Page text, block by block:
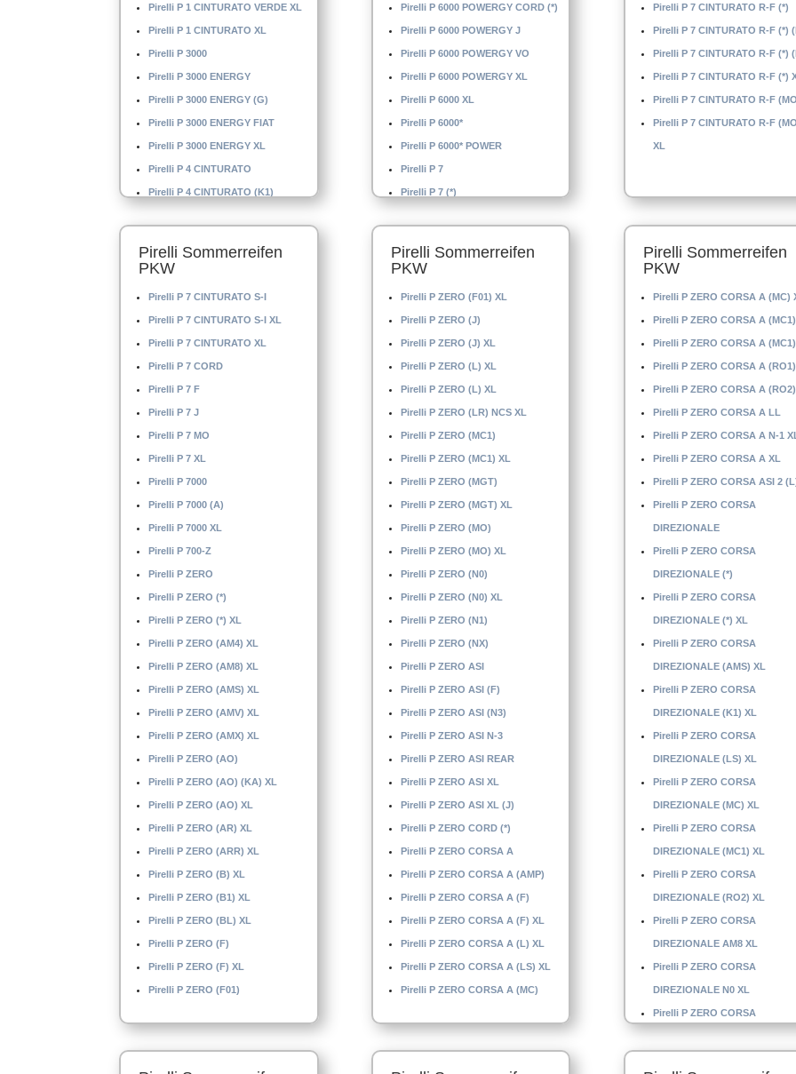
Pirelli P 1 CINTURATO VERDE XL
Pirelli P 1 CINTURATO XL
Pirelli P 3000
Pirelli P 3000 ENERGY
Pirelli P 3000 ENERGY (G)
Pirelli P 3000 ENERGY FIAT
Pirelli P 3000 ENERGY XL
Pirelli P 4 CINTURATO
Pirelli P 4 CINTURATO (K1)
Pirelli P 4000 E
Pirelli Sommerreifen
PKW
Pirelli P 7 CINTURATO S-I
Pirelli P 7 CINTURATO S-I XL
Pirelli P 7 CINTURATO XL
Pirelli P 7 CORD
Pirelli P 7 F
Pirelli P 7 J
Pirelli P 7 MO
Pirelli P 7 XL
Pirelli P 7000
Pirelli P 7000 (A)
Pirelli P 7000 XL
Pirelli P 700-Z
Pirelli P ZERO
Pirelli P ZERO (*)
Pirelli P ZERO (*) XL
Pirelli P ZERO (AM4) XL
Pirelli P ZERO (AM8) XL
Pirelli P ZERO (AMS) XL
Pirelli P ZERO (AMV) XL
Pirelli P ZERO (AMX) XL
Pirelli P ZERO (AO)
Pirelli P ZERO (AO) (KA) XL
Pirelli P ZERO (AO) XL
Pirelli P ZERO (AR) XL
Pirelli P ZERO (ARR) XL
Pirelli P ZERO (B) XL
Pirelli P ZERO (B1) XL
Pirelli P ZERO (BL) XL
Pirelli P ZERO (F)
Pirelli P ZERO (F) XL
Pirelli P ZERO (F01)
Pirelli P 6000 POWERGY CORD (*)
Pirelli P 6000 POWERGY J
Pirelli P 6000 POWERGY VO
Pirelli P 6000 POWERGY XL
Pirelli P 6000 XL
Pirelli P 6000*
Pirelli P 6000* POWER
Pirelli P 7
Pirelli P 7 (*)
Pirelli Sommerreifen
PKW
Pirelli P ZERO (F01) XL
Pirelli P ZERO (J)
Pirelli P ZERO (J) XL
Pirelli P ZERO (L) XL
Pirelli P ZERO (L) XL
Pirelli P ZERO (LR) NCS XL
Pirelli P ZERO (MC1)
Pirelli P ZERO (MC1) XL
Pirelli P ZERO (MGT)
Pirelli P ZERO (MGT) XL
Pirelli P ZERO (MO)
Pirelli P ZERO (MO) XL
Pirelli P ZERO (N0)
Pirelli P ZERO (N0) XL
Pirelli P ZERO (N1)
Pirelli P ZERO (NX)
Pirelli P ZERO ASI
Pirelli P ZERO ASI (F)
Pirelli P ZERO ASI (N3)
Pirelli P ZERO ASI N-3
Pirelli P ZERO ASI REAR
Pirelli P ZERO ASI XL
Pirelli P ZERO ASI XL (J)
Pirelli P ZERO CORD (*)
Pirelli P ZERO CORSA A
Pirelli P ZERO CORSA A (AMP)
Pirelli P ZERO CORSA A (F)
Pirelli P ZERO CORSA A (F) XL
Pirelli P ZERO CORSA A (L) XL
Pirelli P ZERO CORSA A (LS) XL
Pirelli P ZERO CORSA A (MC)
Pirelli P 7 CINTURATO R-F (*)
Pirelli P 7 CINTURATO R-F (*)
Pirelli P 7 CINTURATO R-F (*)
Pirelli P 7 CINTURATO R-F (*)
Pirelli P 7 CINTURATO R-F
Pirelli P 7 CINTURATO R-F
XL
Pirelli Sommerreifen
PKW
Pirelli P ZERO CORSA A (MC)
Pirelli P ZERO CORSA A (MC1)
Pirelli P ZERO CORSA A
Pirelli P ZERO CORSA A
Pirelli P ZERO CORSA A
Pirelli P ZERO CORSA A LL
Pirelli P ZERO CORSA A N-1
Pirelli P ZERO CORSA A XL
Pirelli P ZERO CORSA ASI 2
Pirelli P ZERO CORSA
DIREZIONALE
Pirelli P ZERO CORSA
DIREZIONALE (*)
Pirelli P ZERO CORSA
DIREZIONALE (*) XL
Pirelli P ZERO CORSA
DIREZIONALE (AMS) XL
Pirelli P ZERO CORSA
DIREZIONALE (K1) XL
Pirelli P ZERO CORSA
DIREZIONALE (LS) XL
Pirelli P ZERO CORSA
DIREZIONALE (MC) XL
Pirelli P ZERO CORSA
DIREZIONALE (MC1) XL
Pirelli P ZERO CORSA
DIREZIONALE (RO2) XL
Pirelli P ZERO CORSA
DIREZIONALE AM8 XL
Pirelli P ZERO CORSA
DIREZIONALE N0 XL
Pirelli P ZERO CORSA